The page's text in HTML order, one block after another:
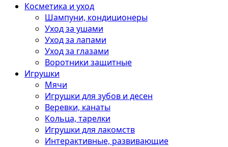
Косметика и уход
Шампуни, кондиционеры
Уход за ушами
Уход за лапами
Уход за глазами
Воротники защитные
Игрушки
Мячи
Игрушки для зубов и десен
Веревки, канаты
Кольца, тарелки
Игрушки для лакомств
Интерактивные, развивающие